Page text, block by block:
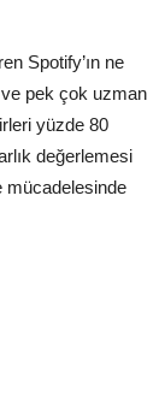
Spotify’ın ne
pek çok uzman
yüzde 80
değerlemesi
mücadelesinde